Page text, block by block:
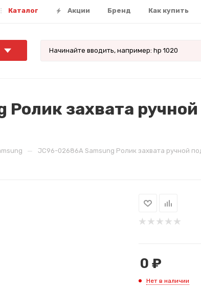
Каталог Акции Бренд Как купить
захвата
— JC96-02686A Samsung Ролик захвата ручной
0 ₽
Нет в наличии